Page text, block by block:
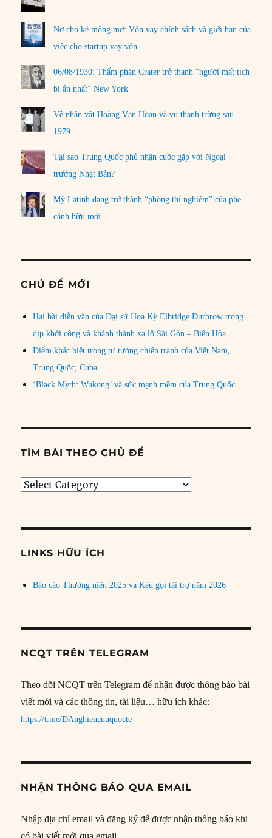
Nợ cho kẻ mộng mơ: Vốn vay chính sách và giới hạn của
việc cho startup vay vốn
06/08/1930: Thẩm phán Crater trở thành “người mất tích
bí ẩn nhất” New York
Về nhân vật Hoàng Văn Hoan và vụ thanh trừng sau
1979
Tại sao Trung Quốc phủ nhận cuộc gặp với Ngoại
trưởng Nhật Bản?
Mỹ Latinh đang trở thành “phòng thí nghiệm” của phe
cánh hữu mới
CHỦ ĐỀ MỚI
Hai bài diễn văn của Đại sứ Hoa Kỳ Elbridge Durbrow trong
dịp khởi công và khánh thành xa lộ Sài Gòn – Biên Hòa
Điểm khác biệt trong tư tưởng chiến tranh của Việt Nam,
Trung Quốc, Cuba
‘Black Myth: Wukong’ và sức mạnh mềm của Trung Quốc
TÌM BÀI THEO CHỦ ĐỀ
Tìm
đề
LINKS HỮU ÍCH
Báo cáo Thường niên 2025 và Kêu gọi tài trợ năm 2026
NCQT TRÊN TELEGRAM
Theo dõi NCQT trên Telegram để nhận được thông báo bài
viết mới và các thông tin, tài liệu… hữu ích khác:
https://t.me/DAnghiencuuquocte
NHẬN THÔNG BÁO QUA EMAIL
Nhập địa chỉ email và đăng ký để được nhận thông báo khi
có bài viết mới qua email.